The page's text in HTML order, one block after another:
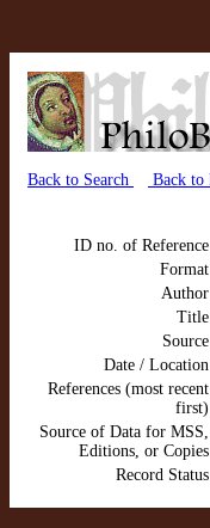
Back to Search Back to
ID no. of Reference
Format
Author
Title
Source
Date / Location
References (most recent
first)
Source of Data for MSS,
Editions, or Copies
Record Status